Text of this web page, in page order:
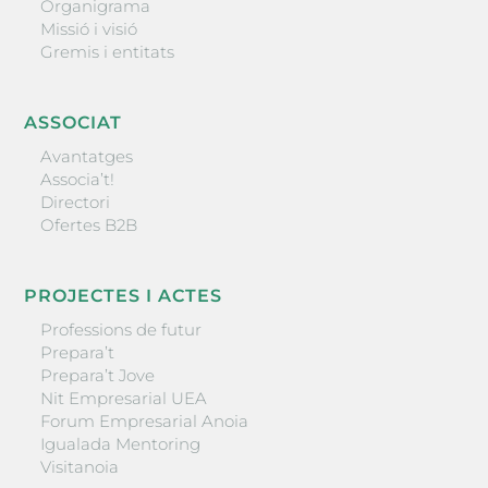
Organigrama
Missió i visió
Gremis i entitats
ASSOCIAT
Avantatges
Associa’t!
Directori
Ofertes B2B
PROJECTES I ACTES
Professions de futur
Prepara’t
Prepara’t Jove
Nit Empresarial UEA
Forum Empresarial Anoia
Igualada Mentoring
Visitanoia